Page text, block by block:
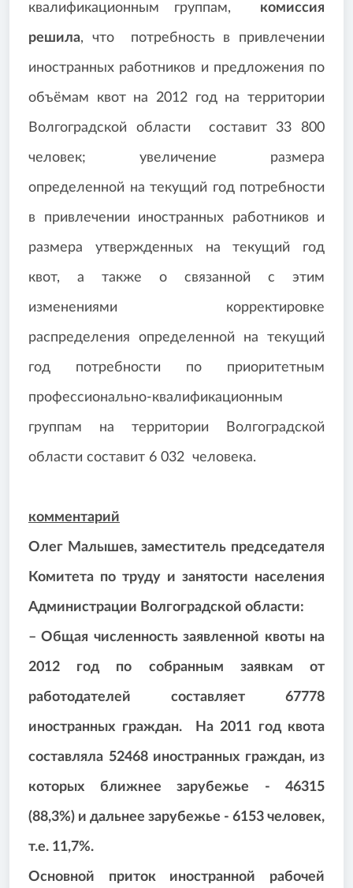
квалификационным группам, комиссия
решила, что потребность в привлечении
иностранных работников и предложения по
объёмам квот на 2012 год на территории
Волгоградской области составит 33 800
человек; увеличение размера
определенной на текущий год потребности
в привлечении иностранных работников и
размера утвержденных на текущий год
квот, а также о связанной с этим
изменениями корректировке
распределения определенной на текущий
год потребности по приоритетным
профессионально-квалификационным
группам на территории Волгоградской
области составит 6 032 человека.
комментарий
Олег Малышев, заместитель председателя
Комитета по труду и занятости населения
Администрации Волгоградской области:
– Общая численность заявленной квоты на
2012 год по собранным заявкам от
работодателей составляет 67778
иностранных граждан. На 2011 год квота
составляла 52468 иностранных граждан, из
которых ближнее зарубежье - 46315
(88,3%) и дальнее зарубежье - 6153 человек,
т.е. 11,7%.
Основной приток иностранной рабочей